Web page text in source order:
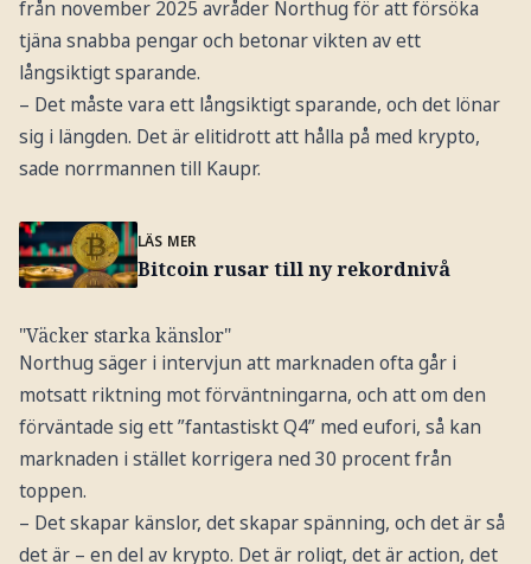
från november 2025 avråder Northug för att försöka
tjäna snabba pengar och betonar vikten av ett
långsiktigt sparande.
– Det måste vara ett långsiktigt sparande, och det lönar
sig i längden. Det är elitidrott att hålla på med krypto,
sade norrmannen till Kaupr.
LÄS MER
Bitcoin rusar till ny rekordnivå
"Väcker starka känslor"
Northug säger i intervjun att marknaden ofta går i
motsatt riktning mot förväntningarna, och att om den
förväntade sig ett ”fantastiskt Q4” med eufori, så kan
marknaden i stället korrigera ned 30 procent från
toppen.
– Det skapar känslor, det skapar spänning, och det är så
det är – en del av krypto. Det är roligt, det är action, det